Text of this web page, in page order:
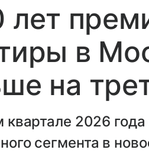
лет
в
на
квартале 2026
сегмента в